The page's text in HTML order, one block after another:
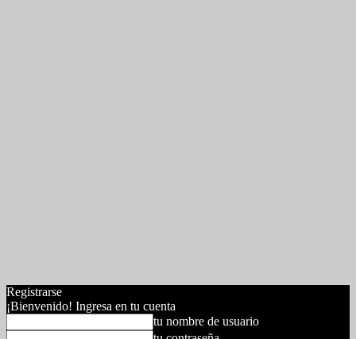
Registrarse
¡Bienvenido! Ingresa en tu cuenta
tu nombre de usuario